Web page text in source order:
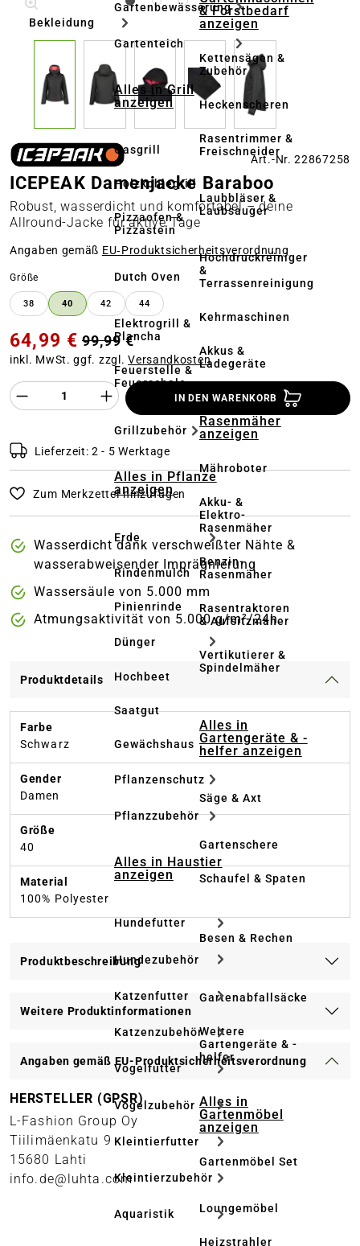
Bekleidung
Gartenbewässerung
Gartenteich
Alles in Grill
anzeigen
Gasgrill
Holzkohlegrill
Pizzaofen &
Pizzastein
Dutch Oven
Elektrogrill &
Plancha
Feuerstelle &
Feuerschale
Grillzubehör
Alles in Pflanze
anzeigen
Erde
Rindenmulch
Pinienrinde
Dünger
Hochbeet
Saatgut
Gewächshaus
Pflanzenschutz
Pflanzzubehör
Alles in Haustier
anzeigen
Hundefutter
Hundezubehör
Katzenfutter
Katzenzubehör
Vogelfutter
Vogelzubehör
Kleintierfutter
Kleintierzubehör
Aquaristik
& Forstbedarf
anzeigen
Kettensägen &
Zubehör
Heckenscheren
Rasentrimmer &
Freischneider
Laubbläser &
Laubsauger
Hochdruckreiniger
&
Terrassenreinigung
Kehrmaschinen
Akkus &
Ladegeräte
Rasenmäher
anzeigen
Mähroboter
Akku- &
Elektro-
Rasenmäher
Benzin-
Rasenmäher
Rasentraktoren
& Aufsitzmäher
Vertikutierer &
Spindelmäher
Alles in
Gartengeräte & -
helfer anzeigen
Säge & Axt
Gartenschere
Schaufel & Spaten
Besen & Rechen
Gartenabfallsäcke
Weitere
Gartengeräte & -
helfer
Alles in
Gartenmöbel
anzeigen
Gartenmöbel Set
Loungemöbel
Heizstrahler
Art.-Nr. 22867258
ICEPEAK Damenjacke Baraboo
Robust, wasserdicht und komfortabel – deine
Allround-Jacke für aktive Tage
Angaben gemäß EU‑Produktsicherheitsverordnung
Größe
38 40 42 44
64,99 € 99,99 €
inkl. MwSt. ggf. zzgl.Versandkosten
Produkt Anzahl des Produktes
IN DEN WARENKORB
Lieferzeit: 2 - 5 Werktage
Zum Merkzettel hinzufügen
Wasserdicht dank verschweißter Nähte &
wasserabweisender Imprägnierung
Wassersäule von 5.000 mm
Atmungsaktivität von 5.000 g/m²/24h
Produktdetails
Farbe
Schwarz
Gender
Damen
Größe
40
Material
100% Polyester
Produktbeschreibung
Weitere Produktinformationen
Angaben gemäß EU-Produktsicherheitsverordnung
HERSTELLER (GPSR)
L-Fashion Group Oy
Tiilimäenkatu 9
15680 Lahti
info.de@luhta.com